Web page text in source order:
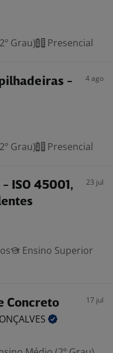
Grau) Presencial
-
4 ago
Grau) Presencial
ISO 45001,
23 jul
Ensino Superior
Concreto 17 jul